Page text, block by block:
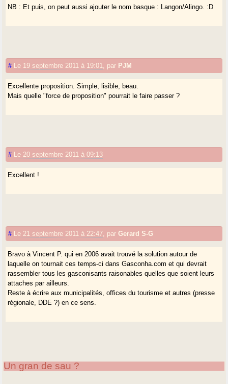
NB : Et puis, on peut aussi ajouter le nom basque : Langon/Alingo. :D
# Le 19 septembre 2011 à 19:01 par PJM
Excellente proposition. Simple, lisible, beau.
Mais quelle "force de proposition" pourrait le faire passer ?
# Le 20 septembre 2011 à 09:13
Excellent !
# Le 21 septembre 2011 à 22:47 parGerard S-G
Bravo à Vincent P. qui en 2006 avait trouvé la solution autour de
laquelle on tournait ces temps-ci dans Gasconha.com et qui devrait
rassembler tous les gasconisants raisonables quelles que soient leurs
attaches par ailleurs.
Reste à écrire aux municipalités, offices du tourisme et autres (presse
régionale, DDE ?) en ce sens.
Un gran de sau ?